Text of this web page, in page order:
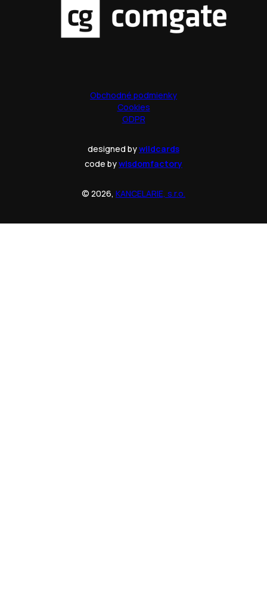
Obchodné podmienky
Cookies
GDPR
designed bywildcards
code bywisdomfactory
© 2026, KANCELARIE, s.r.o.